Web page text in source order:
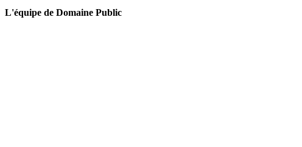
L'équipe de Domaine Public